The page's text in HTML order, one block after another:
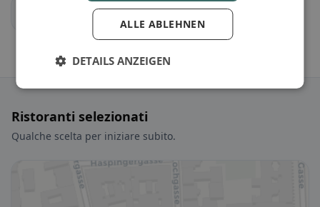
Ristoranti selezionati
Qualche scelta per iniziare subito.
ALLE ABLEHNEN
DETAILS ANZEIGEN